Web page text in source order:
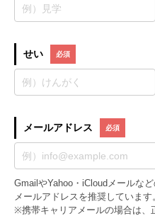
せい
メールアドレス
GmailやYahoo・iCloudメールな
メールアドレスを推奨しています
※携帯キャリアメールの場合は、